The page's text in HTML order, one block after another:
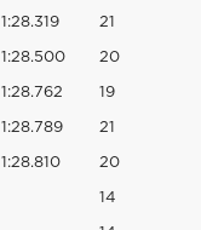
1:28.319 21
1:28.500 20
1:28.762 19
1:28.789 21
1:28.810 20
14